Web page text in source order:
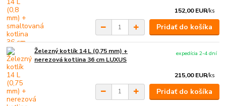
152,00 EUR/ks
Pridať do košíka
Železný kotlík 14 L (0,75 mm) +
nerezová kotlina 36 cm LUXUS
215,00 EUR/ks
expedícia 2-4 dní
Pridať do košíka